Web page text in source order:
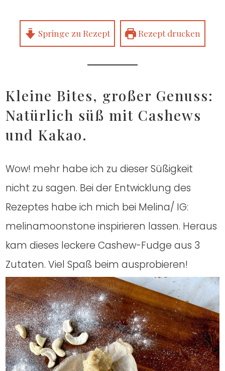
Sprin­ge zu Rezept Rezept dru­cken
Klei­ne Bites, gro­ßer Genuss:
Natür­lich süß mit Cas­hews
und Kakao.
Wow! mehr habe ich zu die­ser Süßig­keit
nicht zu sagen. Bei der Ent­wick­lung des
Rezep­tes habe ich mich bei Melina/ IG:
melin­amo­on­stone inspi­rie­ren las­sen. Her­aus
kam die­ses lecke­re Cas­hew-Fudge aus 3
Zuta­ten. Viel Spaß beim aus­pro­bie­ren!